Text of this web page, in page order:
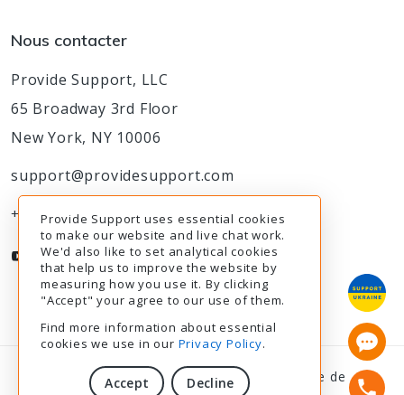
Nous contacter
Provide Support, LLC
65 Broadway 3rd Floor
New York, NY 10006
support@providesupport.com
+1-888-777-9930
© 2003-2026Provide Support
Politique de
Provide Support uses essential cookies
to make our website and live chat work.
We'd also like to set analytical cookies
that help us to improve the website by
measuring how you use it. By clicking
"Accept" your agree to our use of them.
Find more information about essential
cookies we use in our Privacy Policy.
Accept Decline